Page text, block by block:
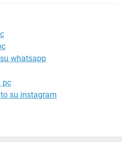
whatsapp
pc
su instagram